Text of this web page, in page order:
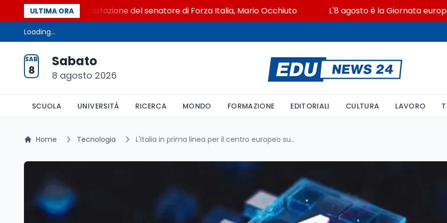
ULTIMA ORA
La soddisfazione del senatore di Forza Italia, Mario Occhiuto L'8 agosto è la Giornata europea
Loading...
SAB
8
Sabato
8 agosto 2026
SCUOLA UNIVERSITÀ RICERCA MONDO FORMAZIONE EDITORIALI CULTURA LAVORO
Home Tecnologia L'Italia in prima linea per il centro europeo sull'intelligenza artificiale: sostegno al progetto AI Frontiers